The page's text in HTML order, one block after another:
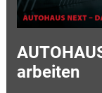
arbeiten